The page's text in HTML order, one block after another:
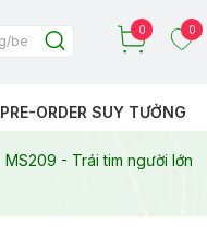
0 0
PRE-ORDER SUY TƯỞNG
MS209 - Trái tim người lớn